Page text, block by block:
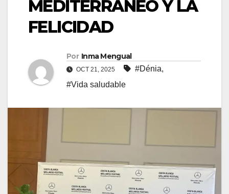
MEDITERRÁNEO Y LA
FELICIDAD
Por Inma Mengual
OCT 21, 2025 #Dénia,
#Vida saludable